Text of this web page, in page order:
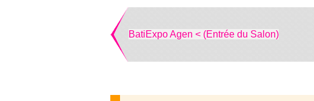
BatiExpo Agen < (Entrée du Salon)